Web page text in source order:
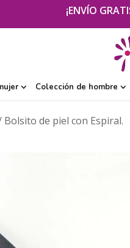
¡ENVÍO
Colección de hombre
Bolsito de piel con Espiral.